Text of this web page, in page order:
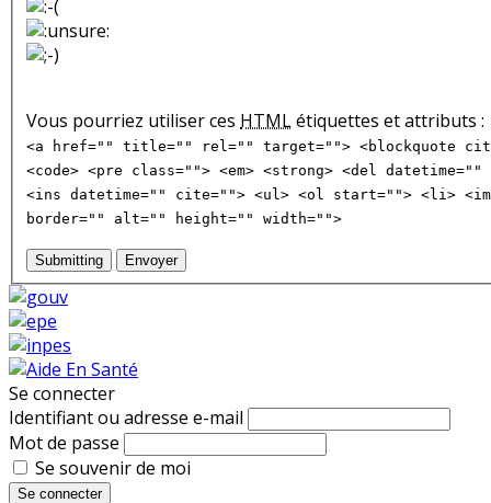
Vous pourriez utiliser ces HTMLétiquettes et attributs :
<a href="" title="" rel="" target=""> <blockquote
<code> <pre class=""> <em> <strong> <del
<ins datetime="" cite=""> <ul> <ol start=""> <li>
border="" alt="" height="" width="">
Submitting Envoyer
Se connecter
Identifiant ou adresse e-mail
Mot de passe
Se souvenir de moi
Se connecter